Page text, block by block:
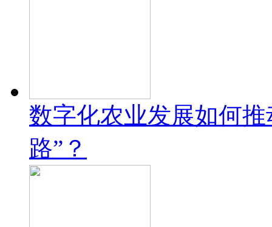
数字化农业发展如何
路”？